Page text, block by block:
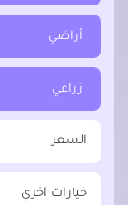
أراضي
زراعي
السعر
خيارات اخري